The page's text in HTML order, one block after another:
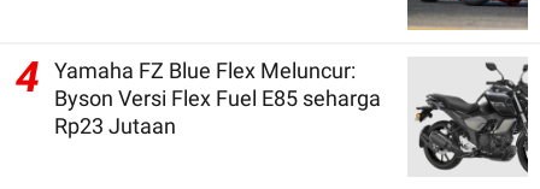
4
Yamaha FZ Blue Flex Meluncur:
Byson Versi Flex Fuel E85 seharga
Rp23 Jutaan